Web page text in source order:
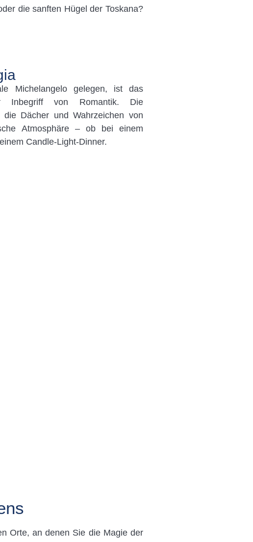
die sanften Hügel der Toskana?
Michelangelo gelegen, ist das
Inbegriff von Romantik. Die
die Dächer und Wahrzeichen von
Atmosphäre – ob bei einem
Candle-Light-Dinner.
Orte, an denen Sie die Magie der